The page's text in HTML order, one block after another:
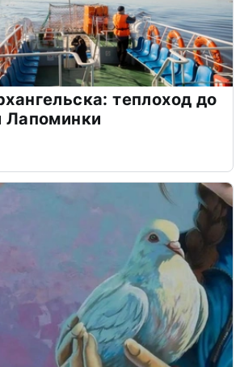
теплоход до
Лапоминки